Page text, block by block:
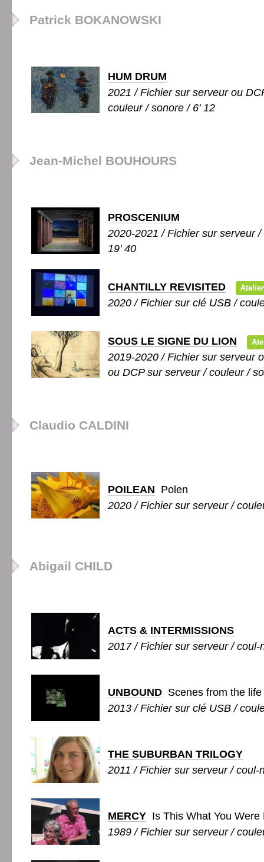
Patrick BOKANOWSKI
HUM DRUM
2021 / Fichier sur serveur ou
couleur / sonore / 6' 12
Jean-Michel BOUHOURS
PROSCENIUM
2020-2021 / Fichier sur serveur
19' 40
CHANTILLY REVISITED
2020 / Fichier sur clé USB /
SOUS LE SIGNE DU LION
2019-2020 / Fichier sur serveur
ou DCP sur serveur / couleur /
Claudio CALDINI
POILEAN Polen
2020 / Fichier sur serveur /
Abigail CHILD
ACTS & INTERMISSIONS
2017 / Fichier sur serveur / coul-
UNBOUND Scenes from the
2013 / Fichier sur clé USB /
THE SUBURBAN TRILOGY
2011 / Fichier sur serveur / coul-
MERCY Is This What You
1989 / Fichier sur serveur /